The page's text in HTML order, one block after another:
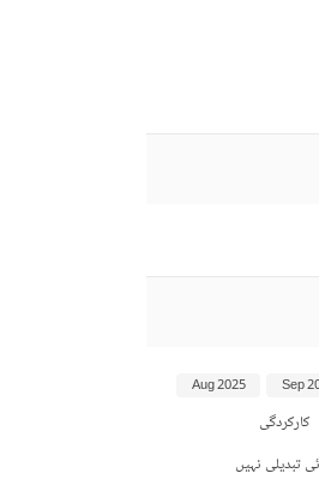
کارکردگی
تبدیلی نہیں
Sep
Aug 2025